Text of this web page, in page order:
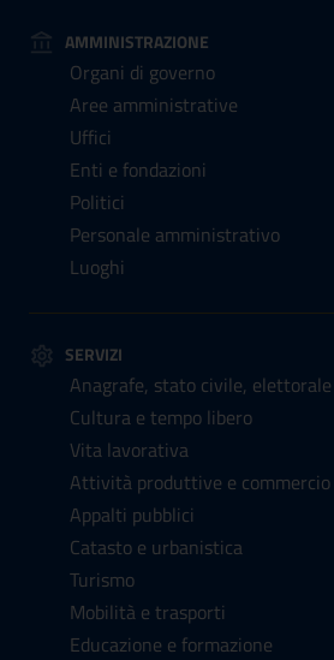
AMMINISTRAZIONE
Organi di governo
Aree amministrative
Uffici
Enti e fondazioni
Politici
Personale amministrativo
Luoghi
SERVIZI
Anagrafe, stato civile, elettorale
Cultura e tempo libero
Vita lavorativa
Attività produttive e commercio
Appalti pubblici
Catasto e urbanistica
Turismo
Mobilità e trasporti
Educazione e formazione